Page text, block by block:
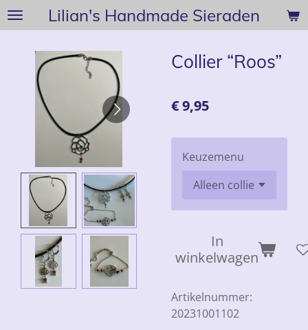
Ga
direct
hoofdinhoud
Lilian's Handmade Sieraden
Collier “Roos”
€ 9,95
Keuzemenu
In
winkelwagen
Artikelnummer:
20231001102